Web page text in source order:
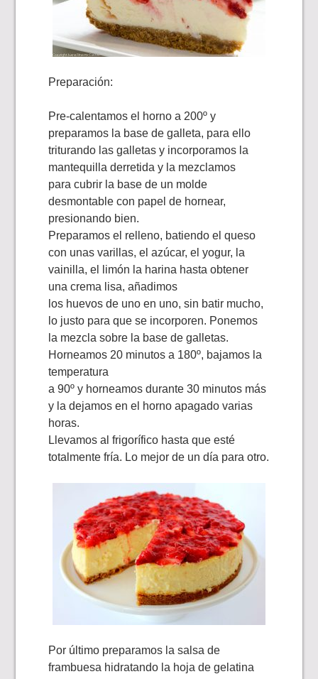
Preparación:
Pre-calentamos el horno a 200º y
preparamos la base de galleta, para ello
triturando las galletas y incorporamos la
mantequilla derretida y la mezclamos
para cubrir la base de un molde
desmontable con papel de hornear,
presionando bien.
Preparamos el relleno, batiendo el queso
con unas varillas, el azúcar, el yogur, la
vainilla, el limón la harina hasta obtener
una crema lisa, añadimos
los huevos de uno en uno, sin batir mucho,
lo justo para que se incorporen. Ponemos
la mezcla sobre la base de galletas.
Horneamos 20 minutos a 180º, bajamos la
temperatura
a 90º y horneamos durante 30 minutos más
y la dejamos en el horno apagado varias
horas.
Llevamos al frigorífico hasta que esté
totalmente fría. Lo mejor de un día para otro.
Por último preparamos la salsa de
frambuesa hidratando la hoja de gelatina